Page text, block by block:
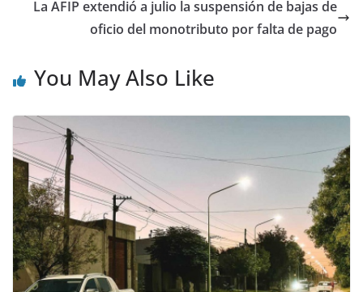
La AFIP extendió a julio la suspensión de bajas de
oficio del monotributo por falta de pago
You May Also Like